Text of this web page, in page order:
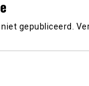
gepubliceerd.